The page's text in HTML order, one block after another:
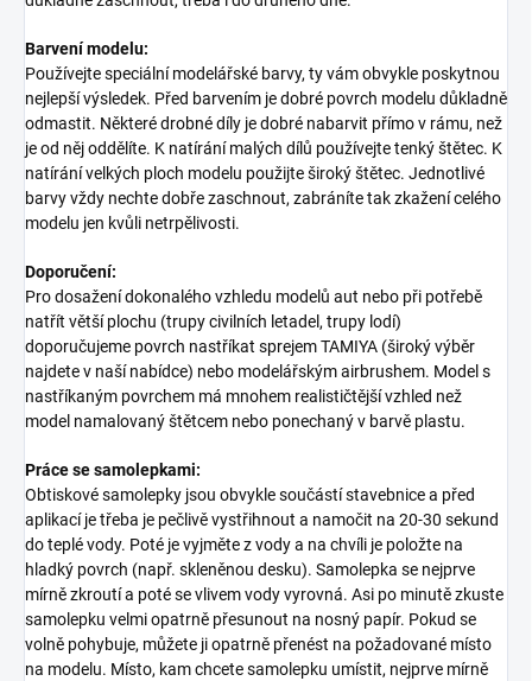
Barvení modelu:
Používejte speciální modelářské barvy, ty vám obvykle poskytnou
nejlepší výsledek. Před barvením je dobré povrch modelu důkladně
odmastit. Některé drobné díly je dobré nabarvit přímo v rámu, než
je od něj oddělíte. K natírání malých dílů používejte tenký štětec. K
natírání velkých ploch modelu použijte široký štětec. Jednotlivé
barvy vždy nechte dobře zaschnout, zabráníte tak zkažení celého
modelu jen kvůli netrpělivosti.
Doporučení:
Pro dosažení dokonalého vzhledu modelů aut nebo při potřebě
natřít větší plochu (trupy civilních letadel, trupy lodí)
doporučujeme povrch nastříkat sprejem TAMIYA (široký výběr
najdete v naší nabídce) nebo modelářským airbrushem. Model s
nastříkaným povrchem má mnohem realističtější vzhled než
model namalovaný štětcem nebo ponechaný v barvě plastu.
Práce se samolepkami:
Obtiskové samolepky jsou obvykle součástí stavebnice a před
aplikací je třeba je pečlivě vystřihnout a namočit na 20-30 sekund
do teplé vody. Poté je vyjměte z vody a na chvíli je položte na
hladký povrch (např. skleněnou desku). Samolepka se nejprve
mírně zkroutí a poté se vlivem vody vyrovná. Asi po minutě zkuste
samolepku velmi opatrně přesunout na nosný papír. Pokud se
volně pohybuje, můžete ji opatrně přenést na požadované místo
na modelu. Místo, kam chcete samolepku umístit, nejprve mírně